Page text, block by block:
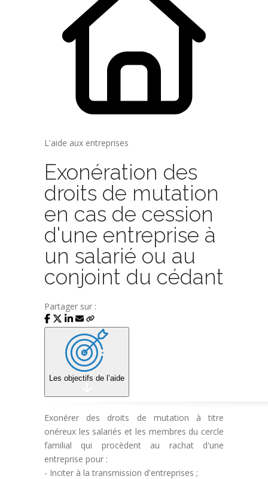
L'aide aux entreprises
Exonération des
droits de mutation
en cas de cession
d'une entreprise à
un salarié ou au
conjoint du cédant
Partager sur :
Les objectifs de l’aide
Exonérer des droits de mutation à titre
onéreux les salariés et les membres du cercle
familial qui procèdent au rachat d'une
entreprise pour :
- Inciter à la transmission d'entreprises ;